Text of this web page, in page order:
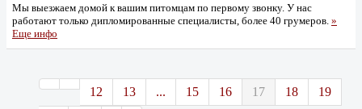
Мы выезжаем домой к вашим питомцам по первому звонку. У нас
работают только дипломированные специалисты, более 40 грумеров. »
Еще инфо
12 13 ... 15 16 17 18
19